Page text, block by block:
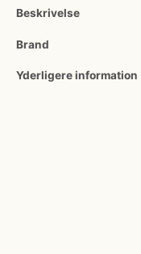
Beskrivelse
Brand
Yderligere information